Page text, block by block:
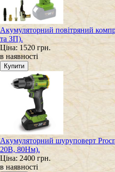
Акумуляторний повітряний
та ЗП).
Ціна: 1520 грн.
в наявності
Акумуляторний шуруповерт
20В, 80Нм).
Ціна: 2400 грн.
в наявності